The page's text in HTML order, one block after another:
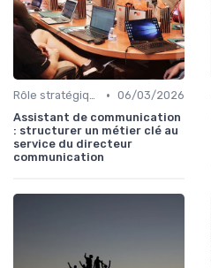
Rôle stratégique du directeur de la communication • 06/03/2026
Assistant de communication
: structurer un métier clé au
service du directeur
communication